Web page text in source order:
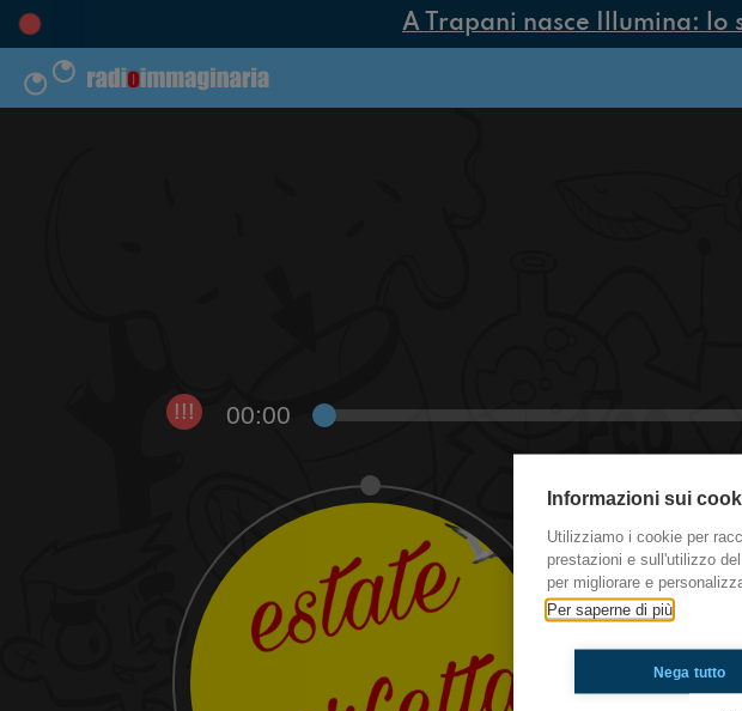
A Trapani nasce Illumina: lo
!!! 00:00
Ciao regaz!
come
https://
Informazioni sui
Utilizziamo i cookie per
prestazioni e sull'utilizzo
per migliorare e
Per saperne di più
Nega tutto